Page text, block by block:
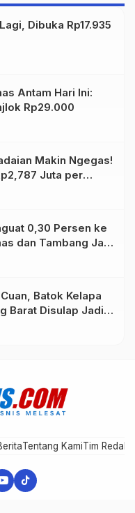
Dibuka Rp17.935
Antam Hari Ini:
Rp29.000
Makin Ngegas!
Juta per
0,30 Persen ke
dan Tambang Jadi
Batok Kelapa
Barat Disulap Jadi
Tentang KamiTim Redaksi